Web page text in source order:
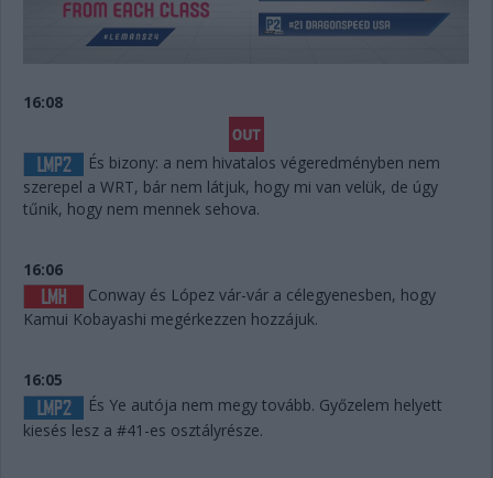
16:08
És bizony: a nem hivatalos végeredményben nem
szerepel a WRT, bár nem látjuk, hogy mi van velük, de úgy
tűnik, hogy nem mennek sehova.
16:06
Conway és López vár-vár a célegyenesben, hogy
Kamui Kobayashi megérkezzen hozzájuk.
16:05
És Ye autója nem megy tovább. Győzelem helyett
kiesés lesz a #41-es osztályrésze.